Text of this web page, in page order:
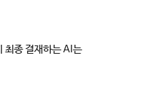
최종 결재하는 AI는